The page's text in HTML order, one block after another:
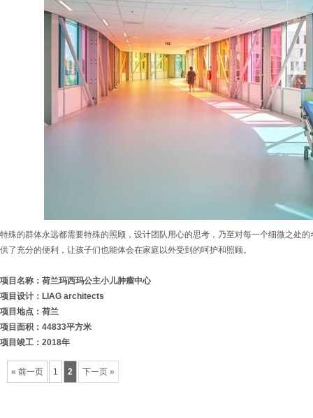
特殊的群体永远都需要特殊的照顾，设计团队用心的思考，乃至对每一个细微之处
供了充分的便利，让孩子们也能体会在家庭以外受到的呵护和照顾。
项目名称：荷兰玛西玛公主小儿肿瘤中心
项目设计：LIAG architects
项目地点：荷兰
项目面积：44833平方米
项目竣工：2018年
« 前一页 1 2 下一页 »